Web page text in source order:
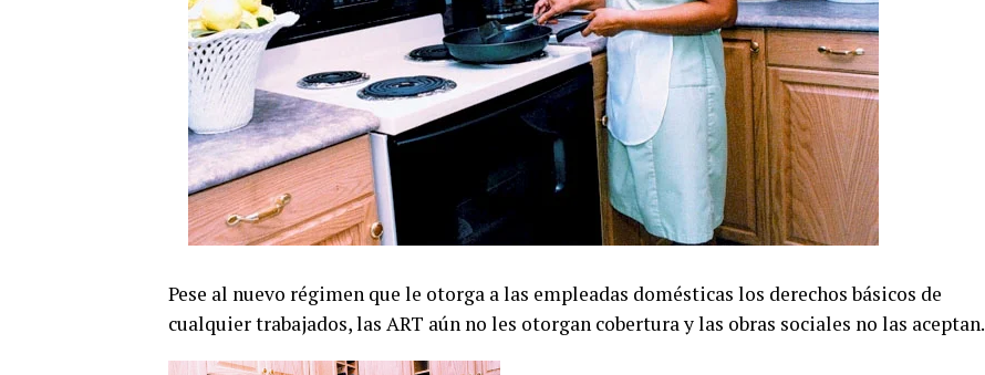
Pese al nuevo régimen que le otorga a las empleadas domésticas los derechos básicos de
cualquier trabajados, las ART aún no les otorgan cobertura y las obras sociales no las aceptan.